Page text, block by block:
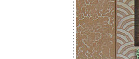
리어자재로 값싼 인테리어가 되는 노
하우를 제시해 드립니다.
황토타일의 제습기능으로 끈적한 여
름은 시원하게.. 겨울은 가습기능과 원
적외선 방사로 따뜻하게..